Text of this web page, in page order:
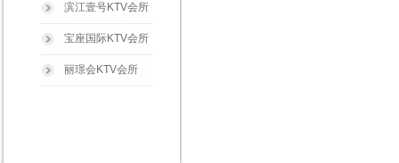
滨江壹号KTV会所
宝座国际KTV会所
丽璟会KTV会所